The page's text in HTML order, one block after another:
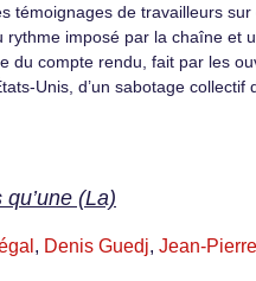
témoignages de travailleurs
rythme imposé par la chaîne et
du compte rendu, fait par les
Unis, d’un sabotage collectif
qu’une (La)
, Denis Guedj, Jean-